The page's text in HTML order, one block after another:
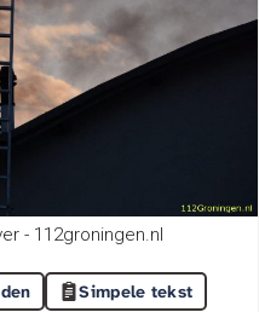
- 112groningen.nl
Simpele tekst